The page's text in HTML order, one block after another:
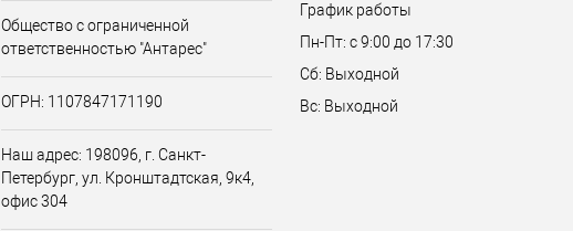
Общество с ограниченной
ответственностью "Антарес"
ОГРН: 1107847171190
Наш адрес: 198096, г. Санкт-
Петербург, ул. Кронштадтская, 9к4,
офис 304
График работы
Пн-Пт: с 9:00 до 17:30
Сб: Выходной
Вс: Выходной